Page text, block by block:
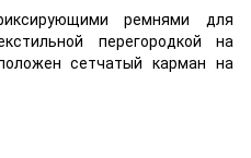
ремнями для
перегородкой на
сетчатый карман на